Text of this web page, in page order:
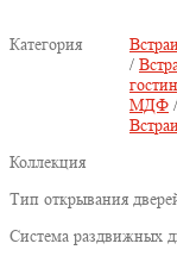
Категория
/
МДФ /
Коллекция
Тип открывания
Система раздвижных